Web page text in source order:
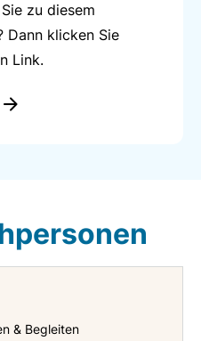
zu diesem
Dann klicken Sie
Link.
& Begleiten